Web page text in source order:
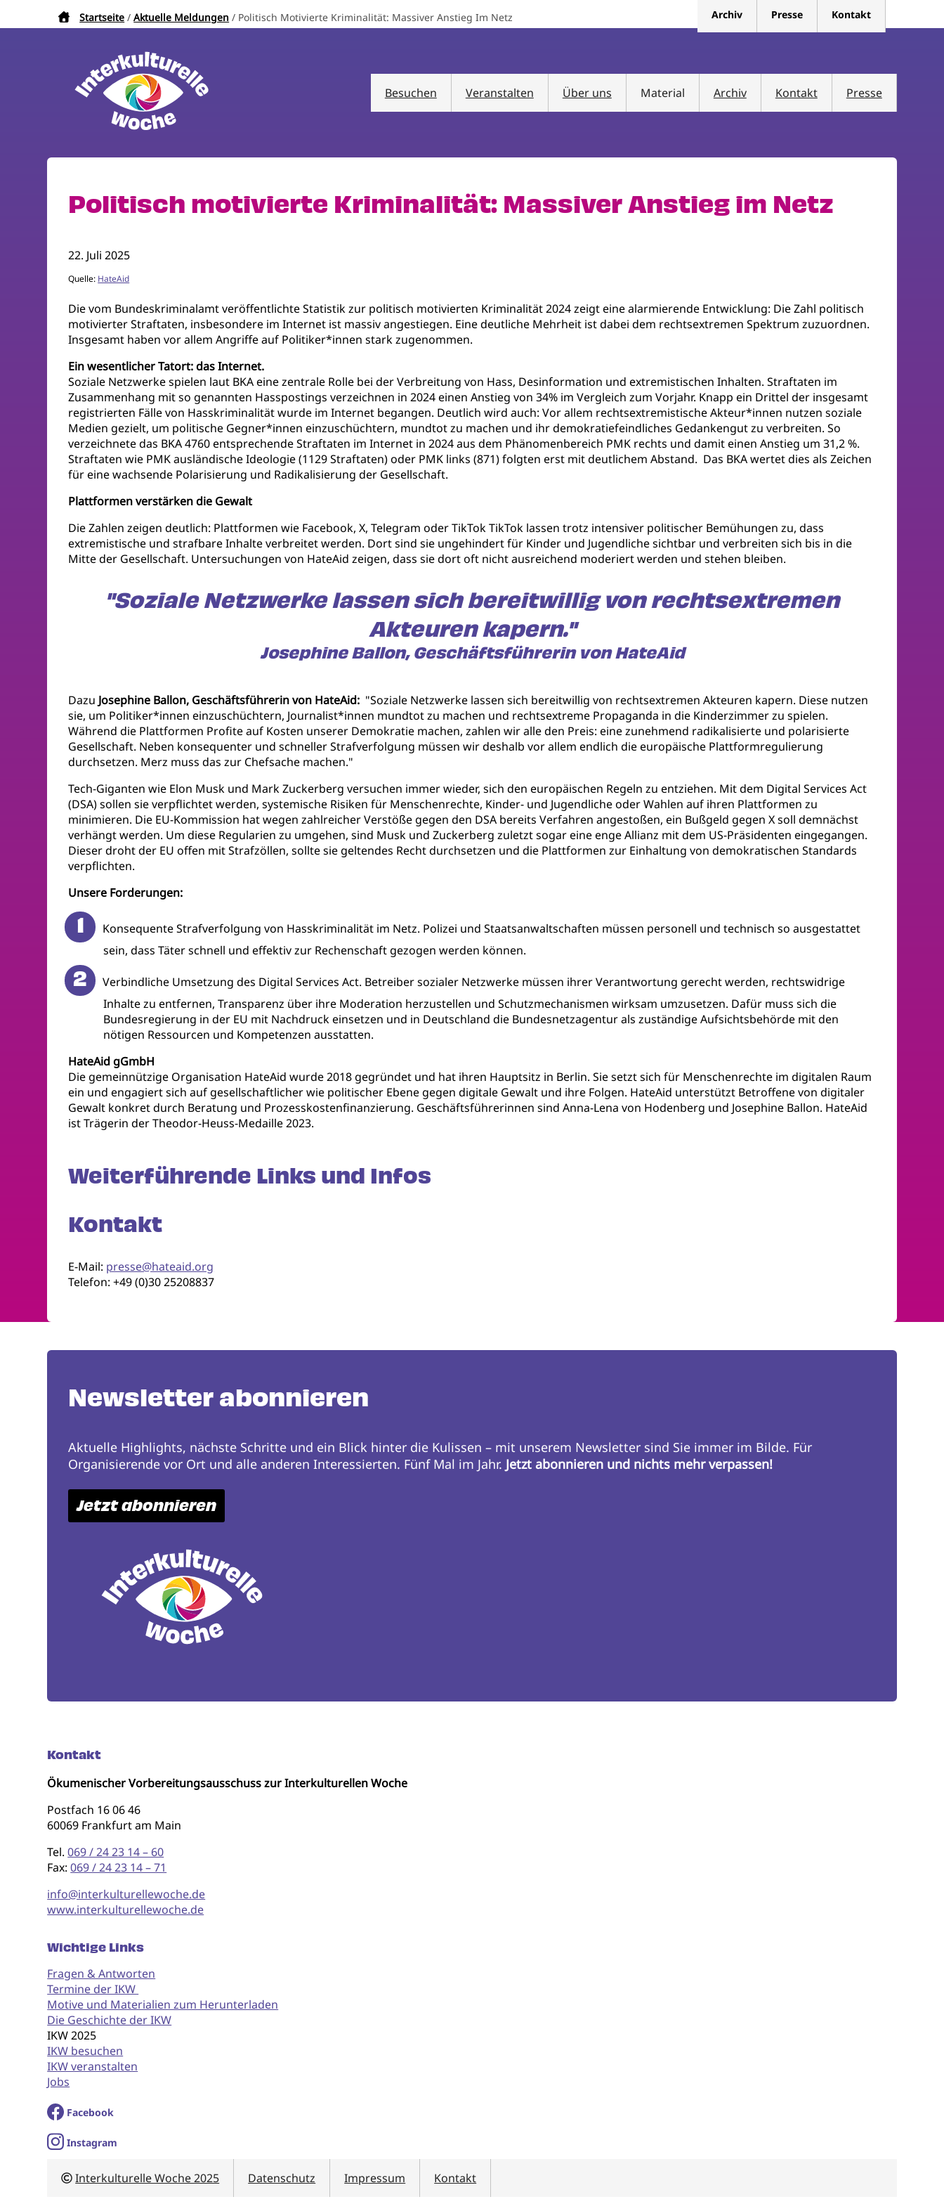
Pfadnavigation
Startseite Aktuelle Meldungen Politisch Motivierte Kriminalität: Massiver Anstieg Im Netz Archiv Presse Kontakt
Besuchen Veranstalten Über uns Material Archiv Kontakt Presse
Politisch motivierte Kriminalität: Massiver Anstieg im Netz
22. Juli 2025
Quelle: HateAid
Die vom Bundeskriminalamt veröffentlichte Statistik zur politisch motivierten Kriminalität 2024 zeigt eine alarmierende Entwicklung: Die Zahl politisch
motivierter Straftaten, insbesondere im Internet ist massiv angestiegen. Eine deutliche Mehrheit ist dabei dem rechtsextremen Spektrum zuzuordnen.
Insgesamt haben vor allem Angriffe auf Politiker*innen stark zugenommen.
Ein wesentlicher Tatort: das Internet.
Soziale Netzwerke spielen laut BKA eine zentrale Rolle bei der Verbreitung von Hass, Desinformation und extremistischen Inhalten. Straftaten im
Zusammenhang mit so genannten Hasspostings verzeichnen in 2024 einen Anstieg von 34% im Vergleich zum Vorjahr. Knapp ein Drittel der insgesamt
registrierten Fälle von Hasskriminalität wurde im Internet begangen. Deutlich wird auch: Vor allem rechtsextremistische Akteur*innen nutzen soziale
Medien gezielt, um politische Gegner*innen einzuschüchtern, mundtot zu machen und ihr demokratiefeindliches Gedankengut zu verbreiten. So
verzeichnete das BKA 4760 entsprechende Straftaten im Internet in 2024 aus dem Phänomenbereich PMK rechts und damit einen Anstieg um 31,2 %.
Straftaten wie PMK ausländische Ideologie (1129 Straftaten) oder PMK links (871) folgten erst mit deutlichem Abstand. Das BKA wertet dies als Zeichen
für eine wachsende Polarisierung und Radikalisierung der Gesellschaft.
Plattformen verstärken die Gewalt
Die Zahlen zeigen deutlich: Plattformen wie Facebook, X, Telegram oder TikTok TikTok lassen trotz intensiver politischer Bemühungen zu, dass
extremistische und strafbare Inhalte verbreitet werden. Dort sind sie ungehindert für Kinder und Jugendliche sichtbar und verbreiten sich bis in die
Mitte der Gesellschaft. Untersuchungen von HateAid zeigen, dass sie dort oft nicht ausreichend moderiert werden und stehen bleiben.
"Soziale Netzwerke lassen sich bereitwillig von rechtsextremen
Akteuren kapern."
Josephine Ballon, Geschäftsführerin von HateAid
Dazu Josephine Ballon, Geschäftsführerin von HateAid: "Soziale Netzwerke lassen sich bereitwillig von rechtsextremen Akteuren kapern. Diese nutzen
sie, um Politiker*innen einzuschüchtern, Journalist*innen mundtot zu machen und rechtsextreme Propaganda in die Kinderzimmer zu spielen.
Während die Plattformen Profite auf Kosten unserer Demokratie machen, zahlen wir alle den Preis: eine zunehmend radikalisierte und polarisierte
Gesellschaft. Neben konsequenter und schneller Strafverfolgung müssen wir deshalb vor allem endlich die europäische Plattformregulierung
durchsetzen. Merz muss das zur Chefsache machen."
Tech-Giganten wie Elon Musk und Mark Zuckerberg versuchen immer wieder, sich den europäischen Regeln zu entziehen. Mit dem Digital Services Act
(DSA) sollen sie verpflichtet werden, systemische Risiken für Menschenrechte, Kinder- und Jugendliche oder Wahlen auf ihren Plattformen zu
minimieren. Die EU-Kommission hat wegen zahlreicher Verstöße gegen den DSA bereits Verfahren angestoßen, ein Bußgeld gegen X soll demnächst
verhängt werden. Um diese Regularien zu umgehen, sind Musk und Zuckerberg zuletzt sogar eine enge Allianz mit dem US-Präsidenten eingegangen.
Dieser droht der EU offen mit Strafzöllen, sollte sie geltendes Recht durchsetzen und die Plattformen zur Einhaltung von demokratischen Standards
verpflichten.
Unsere Forderungen:
Konsequente Strafverfolgung von Hasskriminalität im Netz. Polizei und Staatsanwaltschaften müssen personell und technisch so ausgestattet
sein, dass Täter schnell und effektiv zur Rechenschaft gezogen werden können.
Verbindliche Umsetzung des Digital Services Act. Betreiber sozialer Netzwerke müssen ihrer Verantwortung gerecht werden, rechtswidrige
Inhalte zu entfernen, Transparenz über ihre Moderation herzustellen und Schutzmechanismen wirksam umzusetzen. Dafür muss sich die
Bundesregierung in der EU mit Nachdruck einsetzen und in Deutschland die Bundesnetzagentur als zuständige Aufsichtsbehörde mit den
nötigen Ressourcen und Kompetenzen ausstatten.
HateAid gGmbH
Die gemeinnützige Organisation HateAid wurde 2018 gegründet und hat ihren Hauptsitz in Berlin. Sie setzt sich für Menschenrechte im digitalen Raum
ein und engagiert sich auf gesellschaftlicher wie politischer Ebene gegen digitale Gewalt und ihre Folgen. HateAid unterstützt Betroffene von digitaler
Gewalt konkret durch Beratung und Prozesskostenfinanzierung. Geschäftsführerinnen sind Anna-Lena von Hodenberg und Josephine Ballon. HateAid
ist Trägerin der Theodor-Heuss-Medaille 2023.
Weiterführende Links und Infos
Kontakt
E-Mail: presse@hateaid.org
Telefon: +49 (0)30 25208837
Newsletter abonnieren
Aktuelle Highlights, nächste Schritte und ein Blick hinter die Kulissen – mit unserem Newsletter sind Sie immer im Bilde. Für
Organisierende vor Ort und alle anderen Interessierten. Fünf Mal im Jahr. Jetzt abonnieren und nichts mehr verpassen!
Jetzt abonnieren
Kontakt
Ökumenischer Vorbereitungsausschuss zur Interkulturellen Woche
Postfach 16 06 46
60069 Frankfurt am Main
Tel.069 / 24 23 14 – 60
Fax:069 / 24 23 14 – 71
info@interkulturellewoche.de
www.interkulturellewoche.de
Wichtige Links
Fragen & Antworten
Termine der IKW
Motive und Materialien zum Herunterladen
Die Geschichte der IKW
IKW 2025
IKW besuchen
IKW veranstalten
Jobs
Facebook
Instagram
Interkulturelle Woche 2025 Datenschutz Impressum Kontakt